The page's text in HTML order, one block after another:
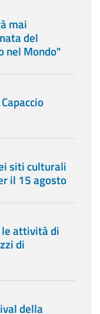
mai
del
nel Mondo"
siti culturali
il 15 agosto
attività di
di
della